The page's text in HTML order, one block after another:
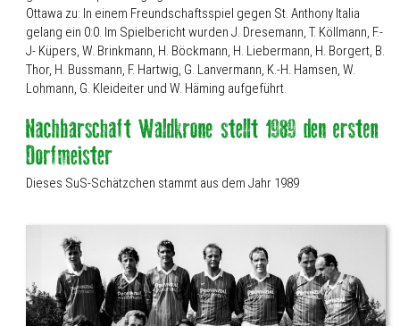
Ottawa zu: In einem Freundschaftsspiel gegen St. Anthony Italia
gelang ein 0:0. Im Spielbericht wurden J. Dresemann, T. Köllmann, F.-
J- Küpers, W. Brinkmann, H. Böckmann, H. Liebermann, H. Borgert, B.
Thor, H. Bussmann, F. Hartwig, G. Lanvermann, K.-H. Hamsen, W.
Lohmann, G. Kleideiter und W. Häming aufgeführt.
Dieses SuS-Schätzchen stammt aus dem Jahr 1989